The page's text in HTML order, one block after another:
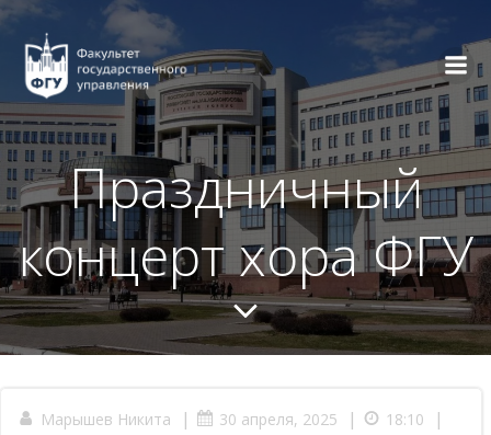
содержимому
Праздничный
концерт хора ФГУ
Марышев Никита | 30 апреля, 2025 | 18:10 |